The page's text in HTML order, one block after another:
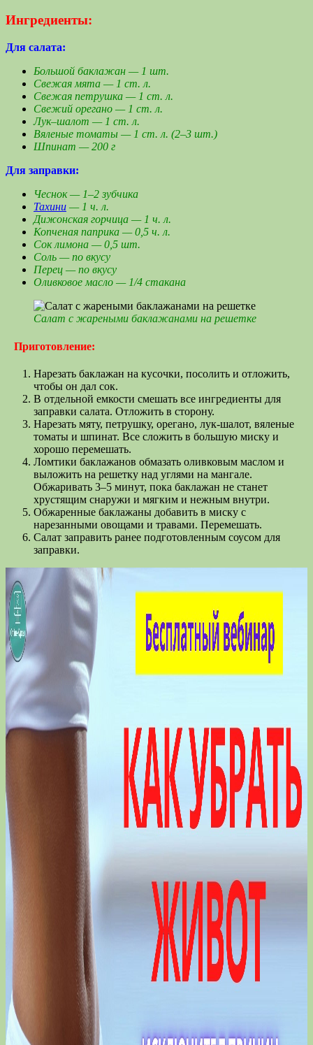
Ингредиенты:
Для салата:
Большой баклажан — 1 шт.
Свежая мята — 1 ст. л.
Свежая петрушка — 1 ст. л.
Свежий орегано — 1 ст. л.
Лук–шалот — 1 ст. л.
Вяленые томаты — 1 ст. л. (2–3 шт.)
Шпинат — 200 г
Для заправки:
Чеснок — 1–2 зубчика
Тахини — 1 ч. л.
Дижонская горчица — 1 ч. л.
Копченая паприка — 0,5 ч. л.
Сок лимона — 0,5 шт.
Соль — по вкусу
Перец — по вкусу
Оливковое масло — 1/4 стакана
Салат с жареными баклажанами на решетке
Приготовление: ⠀
Нарезать баклажан на кусочки, посолить и отложить,
чтобы он дал сок.
В отдельной емкости смешать все ингредиенты для
заправки салата. Отложить в сторону.
Нарезать мяту, петрушку, орегано, лук-шалот, вяленые
томаты и шпинат. Все сложить в большую миску и
хорошо перемешать.
Ломтики баклажанов обмазать оливковым маслом и
выложить на решетку над углями на мангале.
Обжаривать 3–5 минут, пока баклажан не станет
хрустящим снаружи и мягким и нежным внутри.
Обжаренные баклажаны добавить в миску с
нарезанными овощами и травами. Перемешать.
Салат заправить ранее подготовленным соусом для
заправки.